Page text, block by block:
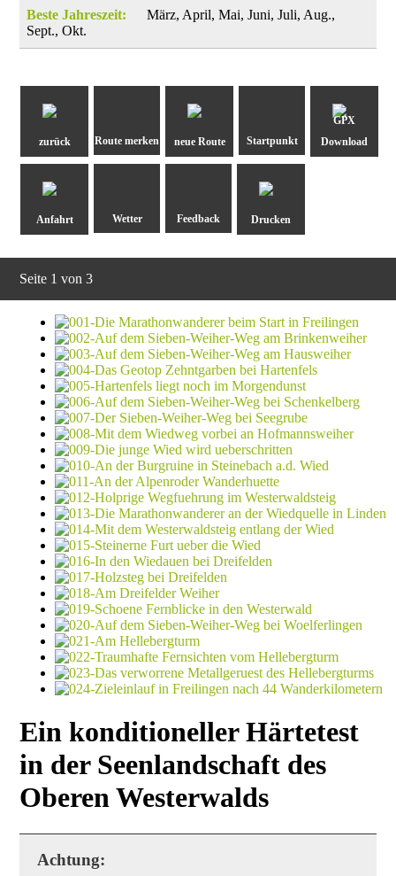
Beste Jahreszeit:
März, April, Mai, Juni, Juli, Aug.,
Sept., Okt.
zurück neue Route
GPX
Download
Anfahrt Drucken
Seite 1 von 3
Ein konditioneller Härtetest
in der Seenlandschaft des
Oberen Westerwalds
Achtung: